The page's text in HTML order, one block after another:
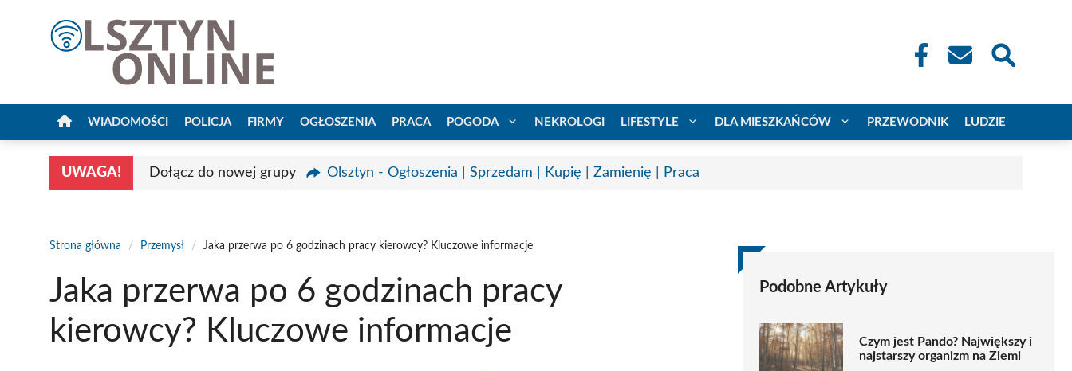
WIADOMOŚCI POLICJA FIRMY OGŁOSZENIA PRACA POGODA NEKROLOGI LIFESTYLE DLA MIESZKAŃCÓW PRZEWODNIK LUDZIE
UWAGA! Dołącz do nowej grupy Olsztyn - Ogłoszenia | Sprzedam | Kupię | Zamienię | Praca
Strona główna / Przemysł / Jaka przerwa po 6 godzinach pracy kierowcy? Kluczowe informacje
Jaka przerwa po 6 godzinach pracy
kierowcy? Kluczowe informacje
Podobne Artykuły
Czym jest Pando? Największy i
najstarszy organizm na Ziemi